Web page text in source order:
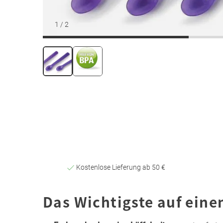
1 / 2
Kostenlose Lieferung ab 50 €
Das Wichtigste auf